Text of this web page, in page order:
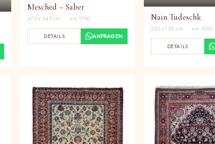
Mesched – Saber
473 x 345 cm · um 1930
DETAILS ANFRAGEN
Nain Tudeschk
230 x 155 cm · um 1950
DETAILS